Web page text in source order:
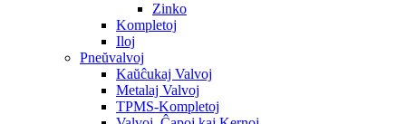
Zinko
Kompletoj
Iloj
Pneŭvalvoj
Kaŭĉukaj Valvoj
Metalaj Valvoj
TPMS-Kompletoj